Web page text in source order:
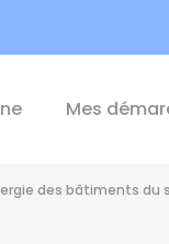
Mes
des bâtiments du